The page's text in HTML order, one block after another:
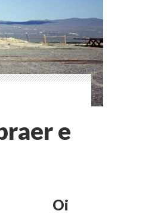
e
Oi